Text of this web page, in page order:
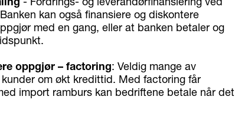
kan også finansiere og diskontere
med en gang, eller at banken betaler og
oppgjør – factoring: Veldig mange av
om økt kredittid. Med factoring får
import ramburs kan bedriftene betale når det